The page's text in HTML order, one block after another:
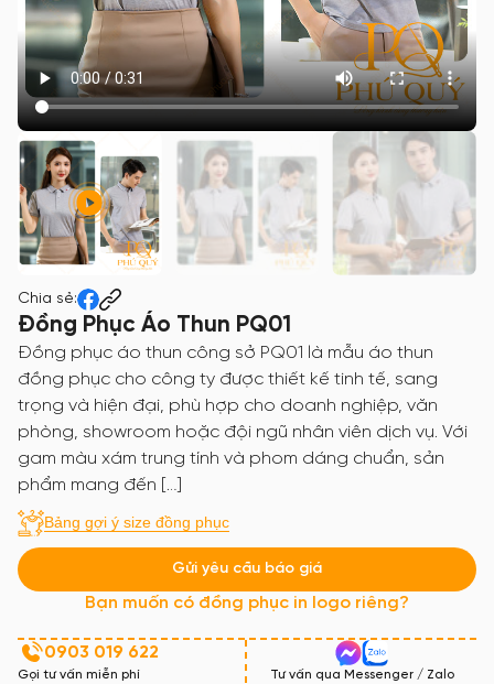
Chia sẻ:
Đồng Phục Áo Thun PQ01
Đồng phục áo thun công sở PQ01 là mẫu áo thun
đồng phục cho công ty được thiết kế tinh tế, sang
trọng và hiện đại, phù hợp cho doanh nghiệp, văn
phòng, showroom hoặc đội ngũ nhân viên dịch vụ. Với
gam màu xám trung tính và phom dáng chuẩn, sản
phẩm mang đến […]
Bảng gợi ý size đồng phục
Gửi yêu cầu báo giá
Bạn muốn có đồng phục in logo riêng?
0903 019 622
Gọi tư vấn miễn phí Tư vấn qua Messenger / Zalo